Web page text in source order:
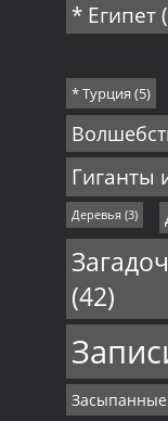
* Египет
* Турция (5)
Гиганты
Деревья(3)
(42)
Засыпанные